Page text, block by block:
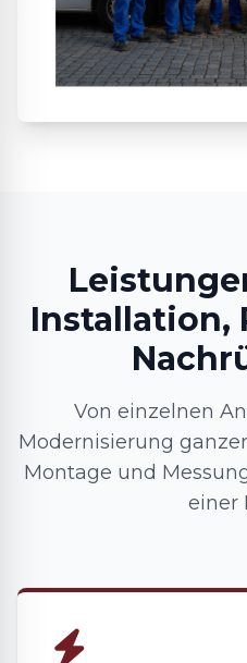
Installation,
Von einzelnen
Modernisierung
Montage und
einer